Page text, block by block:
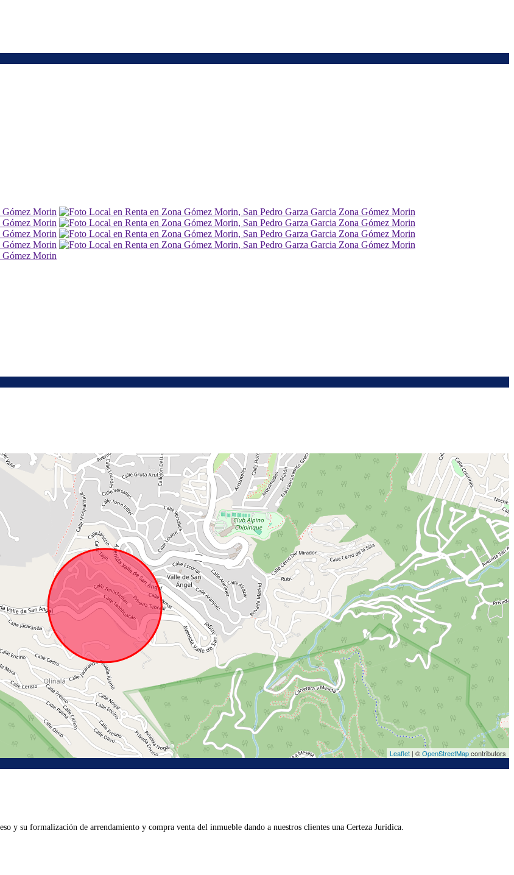
Leaflet | ©OpenStreetMapcontributors
y su formalización de arrendamiento y compra venta del inmueble dando a nuestros clientes una Certeza Jurídica.